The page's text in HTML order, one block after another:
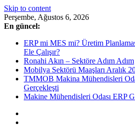
Skip to content
Perşembe, Ağustos 6, 2026
En güncel:
ERP mi MES mi? Üretim
Ele Çalışır?
Ronahi Akın – Sektöre Adım Adım
Mobilya Sektörü Maaşları Aralık
TMMOB Makina Mühendisleri
Gerçekleşti
Makine Mühendisleri Odası ERP